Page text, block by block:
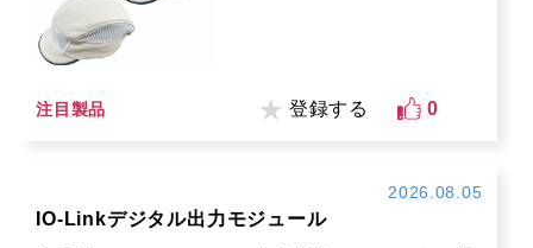
注目製品 登録する 0
2026.08.05
IO-Linkデジタル出力モジュール